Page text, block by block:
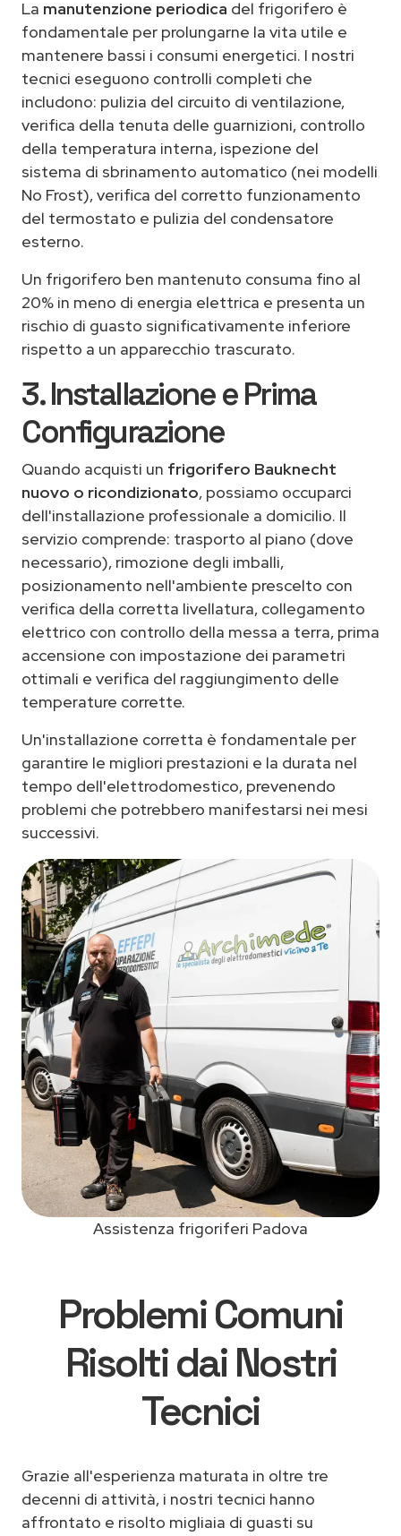
La manutenzione periodica del frigorifero è
fondamentale per prolungarne la vita utile e
mantenere bassi i consumi energetici. I nostri
tecnici eseguono controlli completi che
includono: pulizia del circuito di ventilazione,
verifica della tenuta delle guarnizioni, controllo
della temperatura interna, ispezione del
sistema di sbrinamento automatico (nei modelli
No Frost), verifica del corretto funzionamento
del termostato e pulizia del condensatore
esterno.
Un frigorifero ben mantenuto consuma fino al
20% in meno di energia elettrica e presenta un
rischio di guasto significativamente inferiore
rispetto a un apparecchio trascurato.
3. Installazione e Prima
Configurazione
Quando acquisti un frigorifero Bauknecht
nuovo o ricondizionato, possiamo occuparci
dell'installazione professionale a domicilio. Il
servizio comprende: trasporto al piano (dove
necessario), rimozione degli imballi,
posizionamento nell'ambiente prescelto con
verifica della corretta livellatura, collegamento
elettrico con controllo della messa a terra, prima
accensione con impostazione dei parametri
ottimali e verifica del raggiungimento delle
temperature corrette.
Un'installazione corretta è fondamentale per
garantire le migliori prestazioni e la durata nel
tempo dell'elettrodomestico, prevenendo
problemi che potrebbero manifestarsi nei mesi
successivi.
Assistenza frigoriferi Padova
Problemi Comuni
Risolti dai Nostri
Tecnici
Grazie all'esperienza maturata in oltre tre
decenni di attività, i nostri tecnici hanno
affrontato e risolto migliaia di guasti su